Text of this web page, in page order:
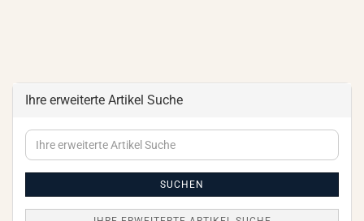
Ihre erweiterte Artikel Suche
Ihre
erweiterte
SUCHEN